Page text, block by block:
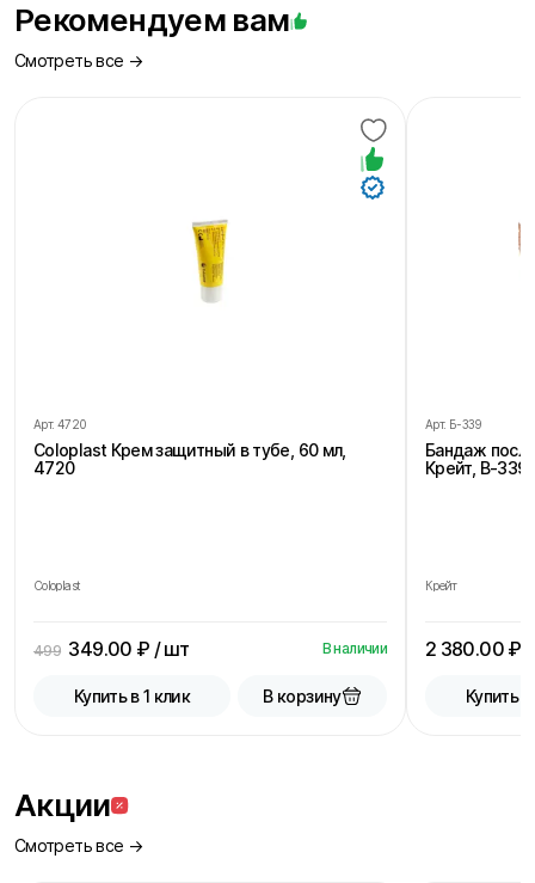
Рекомендуем вам
Смотреть все →
Арт. 4720
Coloplast Крем защитный в тубе, 60 мл,
4720
Coloplast
499 349.00 ₽ / шт В наличии
Купить в 1 клик В корзину
Арт. Б-339
Бандаж
Крейт, В-
Крейт
2 380.00₽ /
Купить в
Акции
Смотреть все →